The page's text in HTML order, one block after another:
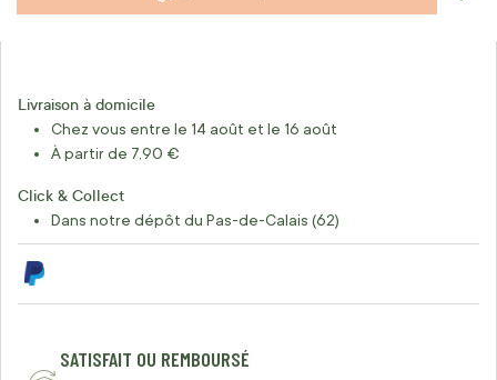
Livraison à domicile
Chez vous entre le 14 août et le 16 août
À partir de 7,90 €
Click & Collect
Dans notre dépôt du Pas-de-Calais (62)
SATISFAIT OU REMBOURSÉ